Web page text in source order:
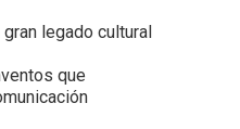
legado cultural
que